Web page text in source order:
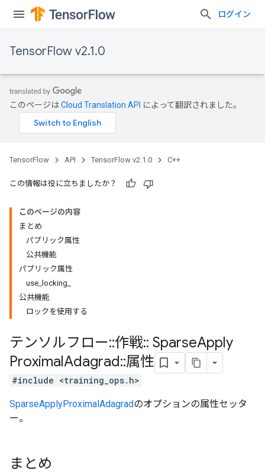
ログイン
TensorFlow v2.1.0
このページはCloud Translation API によって翻訳されました。
TensorFlow API TensorFlow v2.1.0 C++
この情報は役に立ちましたか？
このページの内容
まとめ
パブリック属性
公共機能
パブリック属性
use_locking_
公共機能
ロックを使用する
テンソルフロー::作戦:: SparseApply
ProximalAdagrad::属性
#include <training_ops.h>
SparseApplyProximalAdagradのオプションの属性セッタ
ー。
まとめ